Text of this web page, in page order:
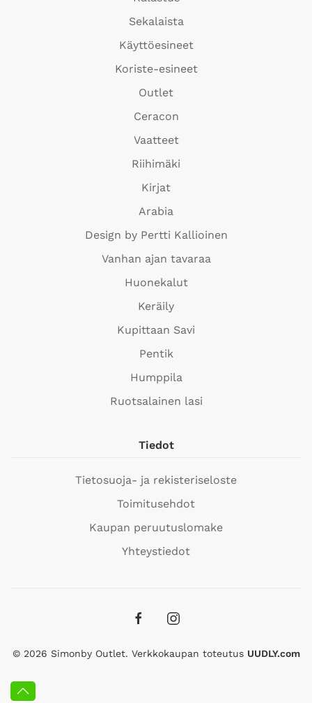
Sekalaista
Käyttöesineet
Koriste-esineet
Outlet
Ceracon
Vaatteet
Riihimäki
Kirjat
Arabia
Design by Pertti Kallioinen
Vanhan ajan tavaraa
Huonekalut
Keräily
Kupittaan Savi
Pentik
Humppila
Ruotsalainen lasi
Tiedot
Tietosuoja- ja rekisteriseloste
Toimitusehdot
Kaupan peruutuslomake
Yhteystiedot
© 2026 Simonby Outlet. Verkkokaupan toteutus UUDLY.com